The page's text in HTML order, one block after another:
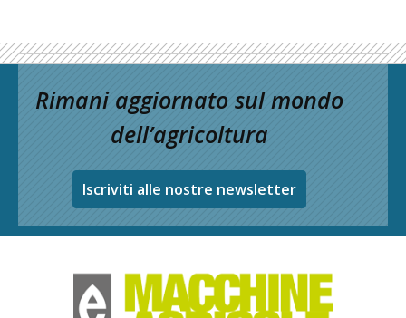
Rimani aggiornato sul mondo
dell’agricoltura
Iscriviti alle nostre newsletter